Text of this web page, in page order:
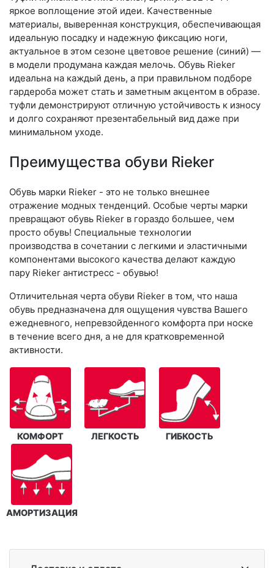
яркое воплощение этой идеи. Качественные
материалы, выверенная конструкция, обеспечивающая
идеальную посадку и надежную фиксацию ноги,
актуальное в этом сезоне цветовое решение (синий) —
в модели продумана каждая мелочь. Обувь Rieker
идеальна на каждый день, а при правильном подборе
гардероба может стать и заметным акцентом в образе.
туфли демонстрируют отличную устойчивость к износу
и долго сохраняют презентабельный вид даже при
минимальном уходе.
Преимущества обуви Rieker
Обувь марки Rieker - это не только внешнее
отражение модных тенденций. Особые черты марки
превращают обувь Rieker в гораздо большее, чем
просто обувь! Специальные технологии
производства в сочетании с легкими и эластичными
компонентами высокого качества делают каждую
пару Rieker антистресс - обувью!
Отличительная черта обуви Rieker в том, что наша
обувь предназначена для ощущения чувства Вашего
ежедневного, непревзойденного комфорта при носке
в течение всего дня, а не для кратковременной
активности.
КОМФОРТ ЛЕГКОСТЬ ГИБКОСТЬ
АМОРТИЗАЦИЯ